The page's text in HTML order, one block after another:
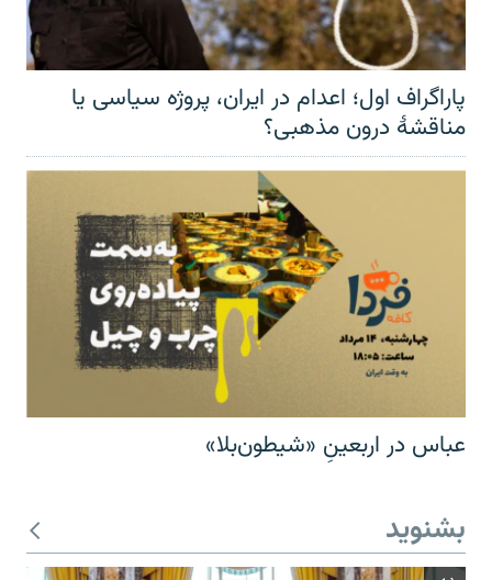
پاراگراف اول؛ اعدام در ایران، پروژه سیاسی یا
مناقشهٔ درون مذهبی؟
عباس در اربعینِ «شیطون‌بلا»
بشنوید